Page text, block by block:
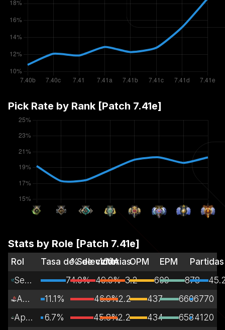
Pick Rate by Rank [Patch 7.41e]
Stats by Role [Patch 7.41e]
Rol Tasa de Selección
% de victorias
VMA OPM EPM
Partidas
Senda central
74.0% 49.9% 3.2 609 878
Apoyo
11.1% 46.9%2.2 437 6606770
Apoyo primario
6.7% 45.8%2.2 434 6584120